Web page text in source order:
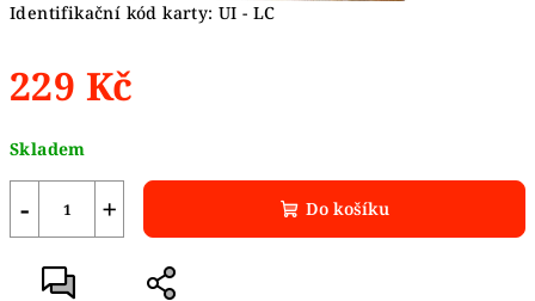
Identifikační kód karty: UI - LC
229 Kč
cena:
Skladem
+
− Do košíku